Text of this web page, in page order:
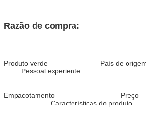
Razão de compra:
Produto verde País
Pessoal experiente
Características do produto